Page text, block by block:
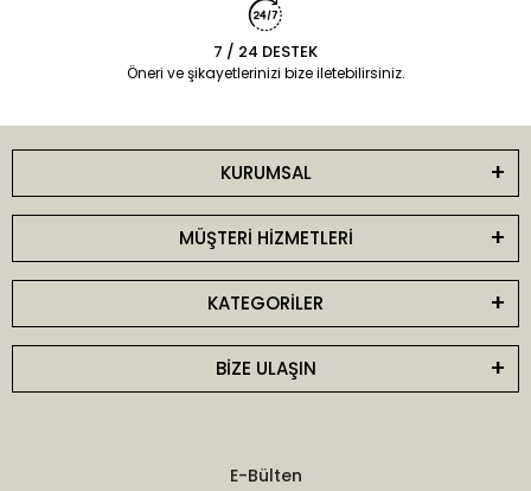
7 / 24 DESTEK
Öneri ve şikayetlerinizi bize iletebilirsiniz.
KURUMSAL
MÜŞTERİ HİZMETLERİ
KATEGORİLER
BİZE ULAŞIN
E-Bülten